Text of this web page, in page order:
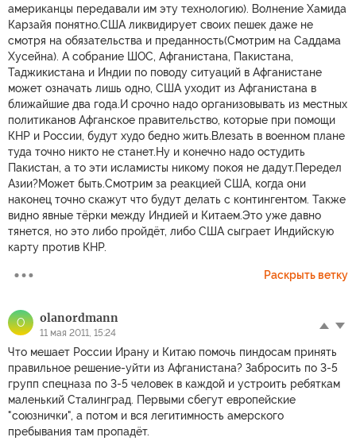
американцы передавали им эту технологию). Волнение Хамида
Карзайя понятно.США ликвидирует своих пешек даже не
смотря на обязательства и преданность(Смотрим на Саддама
Хусейна). А собрание ШОС, Афганистана, Пакистана,
Таджикистана и Индии по поводу ситуаций в Афганистане
может означать лишь одно, США уходит из Афганистана в
ближайшие два года.И срочно надо организовывать из местных
политиканов Афганское правительство, которые при помощи
КНР и России, будут худо бедно жить.Влезать в военном плане
туда точно никто не станет.Ну и конечно надо остудить
Пакистан, а то эти исламисты никому покоя не дадут.Передел
Азии?Может быть.Смотрим за реакцией США, когда они
наконец точно скажут что будут делать с контингентом. Также
видно явные тёрки между Индией и Китаем.Это уже давно
тянется, но это либо пройдёт, либо США сыграет Индийскую
карту против КНР.
Раскрыть ветку
O olanordmann
11 мая 2011, 15:24
Что мешает России Ирану и Китаю помочь пиндосам принять
правильное решение-уйти из Афганистана? Забросить по 3-5
групп спецназа по 3-5 человек в каждой и устроить ребяткам
маленький Сталинград. Первыми сбегут европейские
"союзнички", а потом и вся легитимность амерского
пребывания там пропадёт.